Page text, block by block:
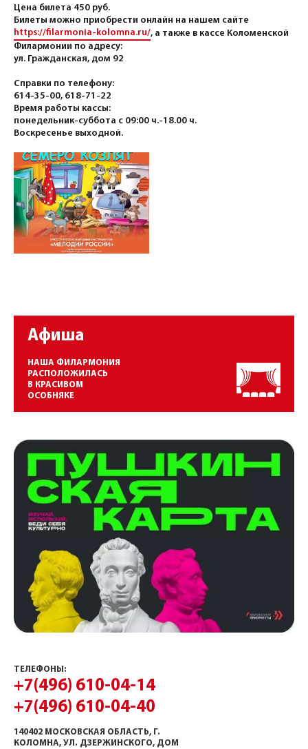
Цена билета 450 руб.
Билеты можно приобрести онлайн на нашем сайте
https://filarmonia-kolomna.ru/, а также в кассе Коломенской
Филармонии по адресу:
ул. Гражданская, дом 92
Справки по телефону:
614-35-00, 618-71-22
Время работы кассы:
понедельник-суббота с 09:00 ч.-18.00 ч.
Воскресенье выходной.
Афиша
НАША ФИЛАРМОНИЯ
РАСПОЛОЖИЛАСЬ
В КРАСИВОМ
ОСОБНЯКЕ
ТЕЛЕФОНЫ:
+7(496) 610-04-14
+7(496) 610-04-40
140402 МОСКОВСКАЯ ОБЛАСТЬ, Г.
КОЛОМНА, УЛ. ДЗЕРЖИНСКОГО, ДОМ